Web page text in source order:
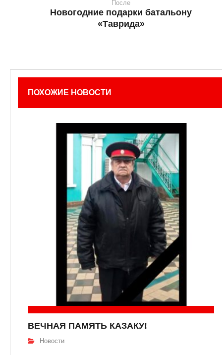
После
Новогодние подарки батальону
«Таврида»
ПОХОЖИЕ НОВОСТИ
ВЕЧНАЯ ПАМЯТЬ КАЗАКУ!
Новости